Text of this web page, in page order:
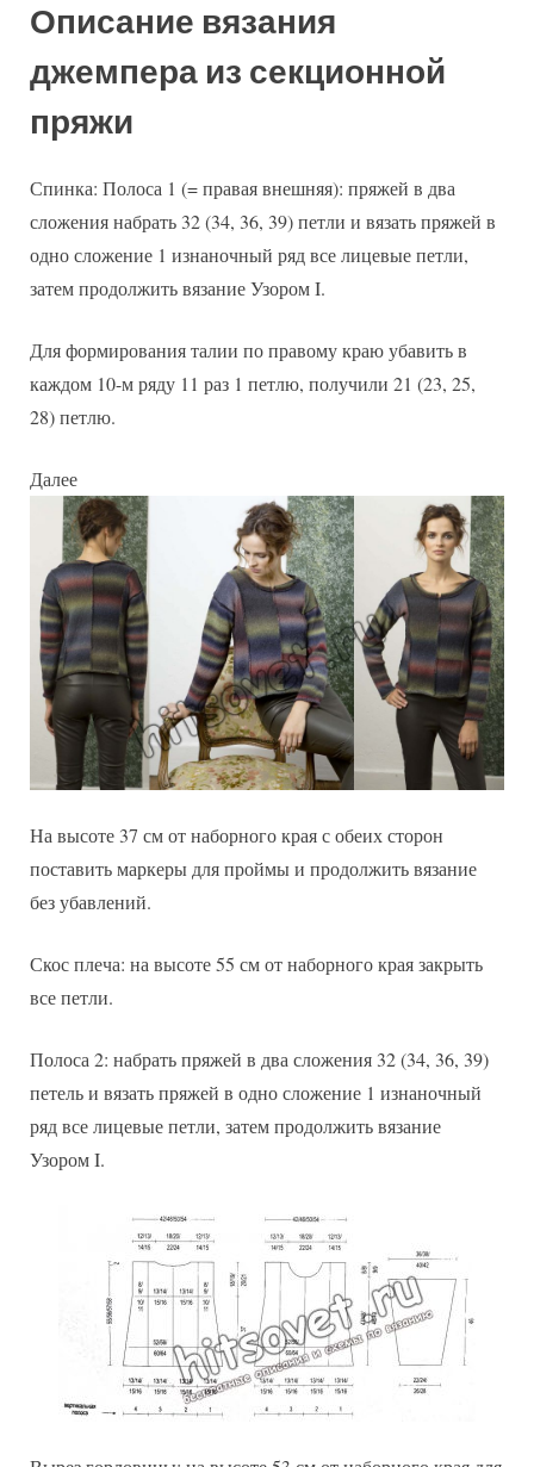
Описание вязания
джемпера из секционной
пряжи
Спинка: Полоса 1 (= правая внешняя): пряжей в два
сложения набрать 32 (34, 36, 39) петли и вязать пряжей в
одно сложение 1 изнаночный ряд все лицевые петли,
затем продолжить вязание Узором I.
Для формирования талии по правому краю убавить в
каждом 10-м ряду 11 раз 1 петлю, получили 21 (23, 25,
28) петлю.
Далее
На высоте 37 см от наборного края с обеих сторон
поставить маркеры для проймы и продолжить вязание
без убавлений.
Скос плеча: на высоте 55 см от наборного края закрыть
все петли.
Полоса 2: набрать пряжей в два сложения 32 (34, 36, 39)
петель и вязать пряжей в одно сложение 1 изнаночный
ряд все лицевые петли, затем продолжить вязание
Узором I.